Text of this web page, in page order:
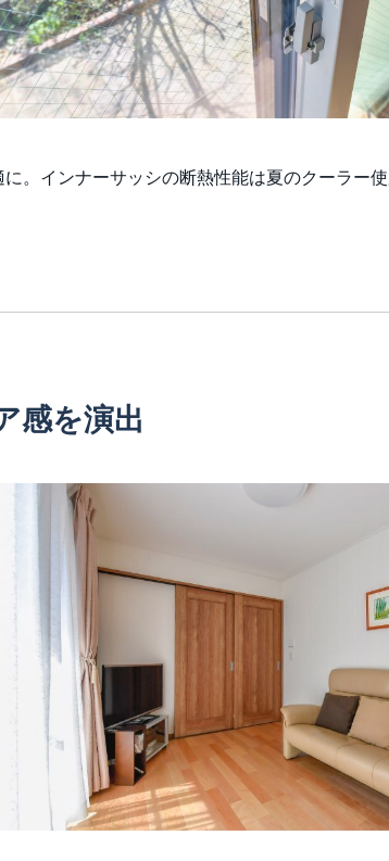
。インナーサッシの断熱性能は夏のクーラー
感を演出